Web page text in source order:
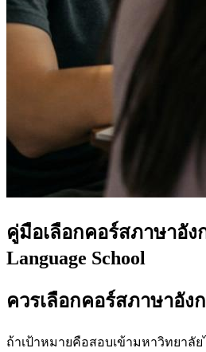
คู่มือเลือกคอร์สภาษาอัง
Language School
ควรเลือกคอร์สภาษาอัง
ถ้าเป้าหมายคือสอบเข้ามหาวิทยาลั